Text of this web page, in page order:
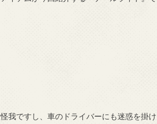
我ですし、車のドライバーにも迷惑を掛け